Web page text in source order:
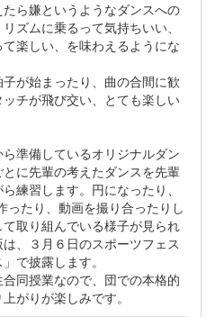
ら嫌というようなダンスへの
ズムに乗るって気持ちいい、
楽しい、を味わえるようにな
が始まったり、曲の合間に歓
チが飛び交い、とても楽しい
準備しているオリジナルダン
に先輩の考えたダンスを先輩
練習します。円になったり、
ったり、動画を撮り合ったりし
取り組んでいる様子が見られ
、３月６日のスポーツフェス
で披露します。
同授業なので、団での本格的
がりが楽しみです。